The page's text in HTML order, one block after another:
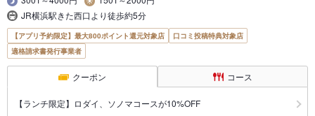
JR横浜駅きた西口より徒歩約5分
【アプリ予約限定】最大800ポイント還元対象店
口コミ投稿特典対象店
適格請求書発行事業者
クーポン コース
【ランチ限定】ロダイ、ソノマコースが10%OFF